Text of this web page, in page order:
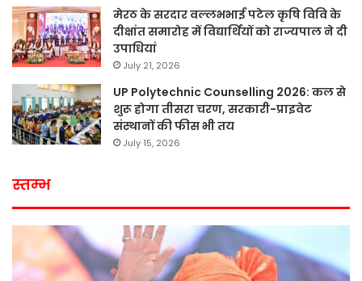
मेरठ के सरदार वल्लभभाई पटेल कृषि विवि के
दीक्षांत समारोह में विद्यार्थियों को राज्यपाल ने दी
उपाधियां
July 21, 2026
UP Polytechnic Counselling 2026: कल से
शुरू होगा तीसरा चरण, सरकारी-प्राइवेट
संस्थानों की फीस भी तय
July 15, 2026
स्तम्भ